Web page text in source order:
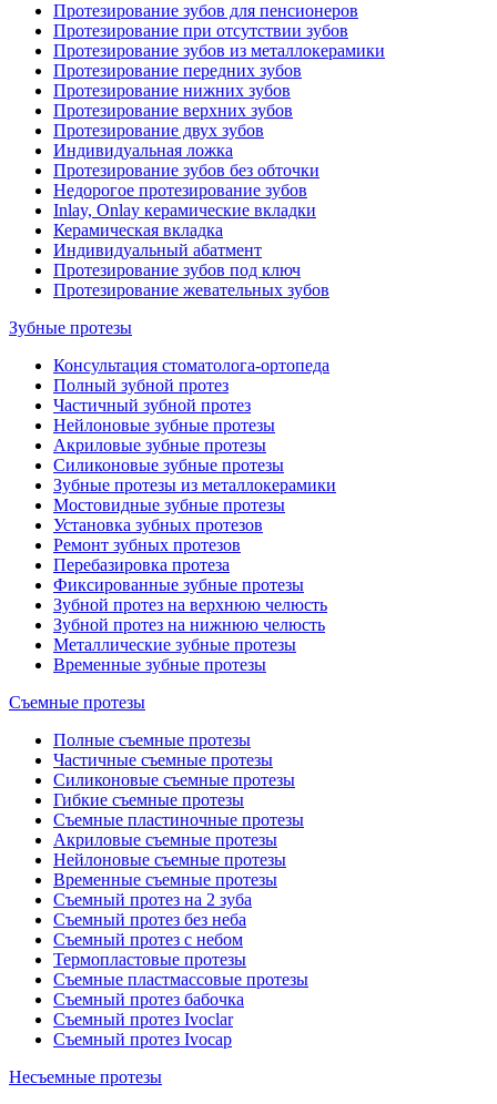
Протезирование зубов для пенсионеров
Протезирование при отсутствии зубов
Протезирование зубов из металлокерамики
Протезирование передних зубов
Протезирование нижних зубов
Протезирование верхних зубов
Протезирование двух зубов
Индивидуальная ложка
Протезирование зубов без обточки
Недорогое протезирование зубов
Inlay, Onlay керамические вкладки
Керамическая вкладка
Индивидуальный абатмент
Протезирование зубов под ключ
Протезирование жевательных зубов
Зубные протезы
Консультация стоматолога-ортопеда
Полный зубной протез
Частичный зубной протез
Нейлоновые зубные протезы
Акриловые зубные протезы
Силиконовые зубные протезы
Зубные протезы из металлокерамики
Мостовидные зубные протезы
Установка зубных протезов
Ремонт зубных протезов
Перебазировка протеза
Фиксированные зубные протезы
Зубной протез на верхнюю челюсть
Зубной протез на нижнюю челюсть
Металлические зубные протезы
Временные зубные протезы
Съемные протезы
Полные съемные протезы
Частичные съемные протезы
Силиконовые съемные протезы
Гибкие съемные протезы
Съемные пластиночные протезы
Акриловые съемные протезы
Нейлоновые съемные протезы
Временные съемные протезы
Съемный протез на 2 зуба
Съемный протез без неба
Съемный протез с небом
Термопластовые протезы
Съемные пластмассовые протезы
Съемный протез бабочка
Съемный протез Ivoclar
Съемный протез Ivocap
Несъемные протезы